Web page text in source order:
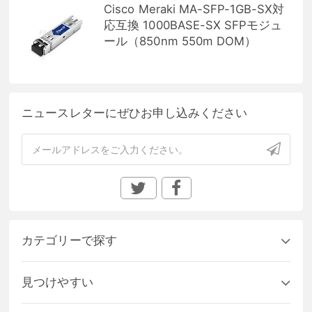
Cisco Meraki MA-SFP-1GB-SX対
応互換 1000BASE-SX SFPモジュ
ール（850nm 550m DOM）
ニュースレターにぜひお申し込みください
カテゴリーで探す
見つけやすい